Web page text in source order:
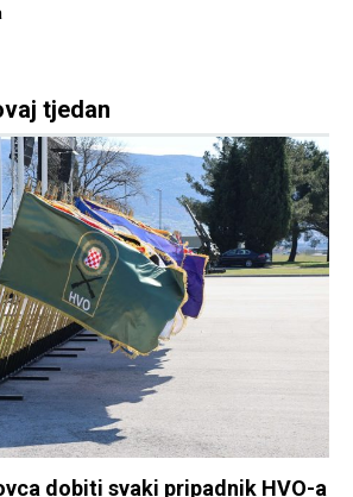
tjedan
dobiti svaki pripadnik HVO-a